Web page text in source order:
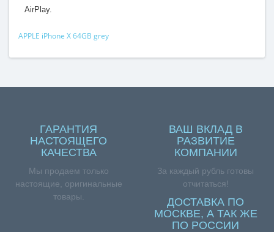
AirPlay.
APPLE iPhone X 64GB grey
ГАРАНТИЯ
НАСТОЯЩЕГО
КАЧЕСТВА
Мы продаем только
настоящие, оригинальные
товары.
ВАШ ВКЛАД В
РАЗВИТИЕ
КОМПАНИИ
За каждый рубль готовы
отчитаться!
ДОСТАВКА ПО
МОСКВЕ, А ТАК ЖЕ
ПО РОССИИ